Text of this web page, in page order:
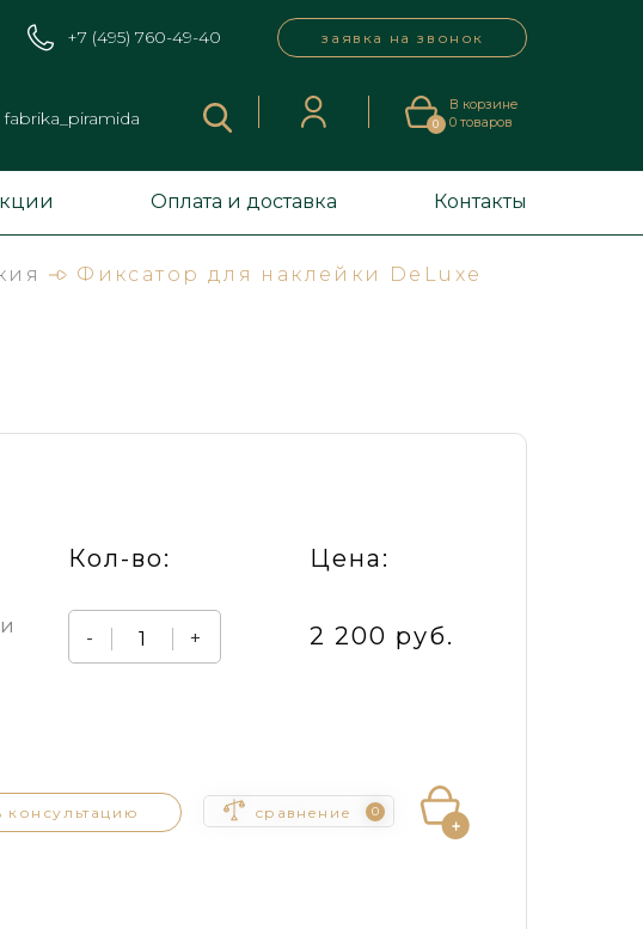
+7 (495) 760-49-40 заявка на звонок
fabrika_piramida 0
В корзине
0товаров
Оплата и доставка Контакты
Фиксатор для наклейки DeLuxe
Кол-во: Цена:
- + 2 200 руб.
консультацию сравнение 0